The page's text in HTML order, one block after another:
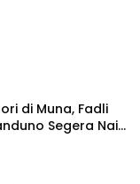
di Muna, Fadli
Segera Naik
Nasional